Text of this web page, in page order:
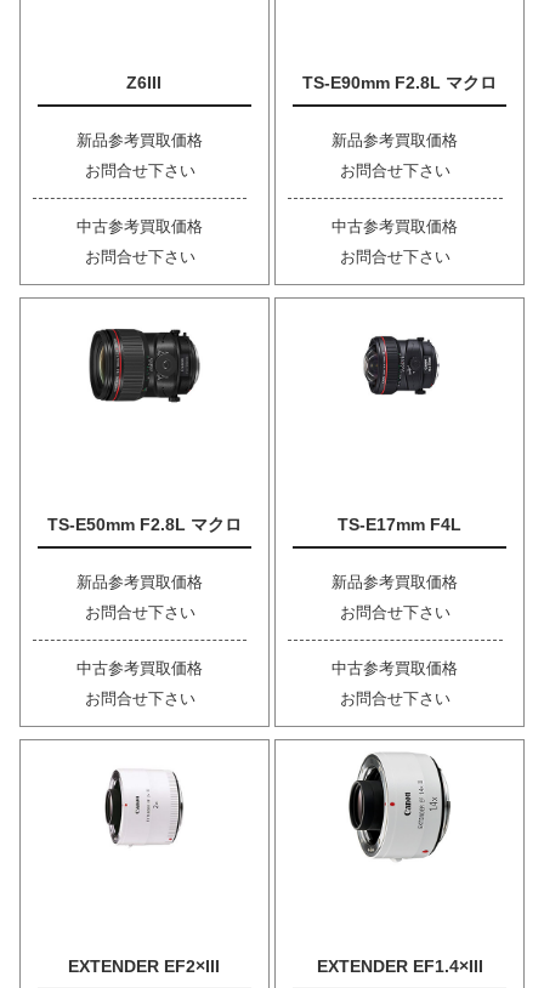
Z6III
新品参考買取価格
お問合せ下さい
中古参考買取価格
お問合せ下さい
TS-E90mm F2.8L マクロ
新品参考買取価格
お問合せ下さい
中古参考買取価格
お問合せ下さい
TS-E50mm F2.8L マクロ
新品参考買取価格
お問合せ下さい
中古参考買取価格
お問合せ下さい
TS-E17mm F4L
新品参考買取価格
お問合せ下さい
中古参考買取価格
お問合せ下さい
EXTENDER EF2×III EXTENDER EF1.4×III